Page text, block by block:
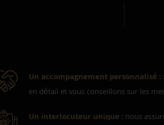
Un accompagnement personnalisé :
en détail et vous conseillons sur les
Un interlocuteur unique : nous